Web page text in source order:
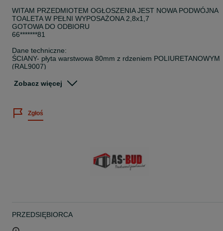
WITAM PRZEDMIOTEM OGŁOSZENIA JEST NOWA PODWÓJNA
TOALETA W PEŁNI WYPOSAŻONA 2,8x1,7
GOTOWA DO ODBIORU
66*******81
Dane techniczne:
ŚCIANY- płyta warstwowa 80mm z rdzeniem POLIURETANOWYM
(RAL9007)
PODŁOGA-płyta warstwowa 100mm z rdzeniem poliuretanowym,
2XOKNO UCHYLNE
2XELEKTRYKA-lampa Led ,włącznik ,gniazdko, rozdzielna z
2XPODGRZEWACZ WODY
-ośrodek wypoczynkowy
-łazienka dla pracowników
Zobacz więcej
Zgłoś
PRZEDSIĘBIORCA